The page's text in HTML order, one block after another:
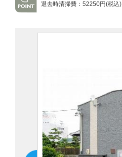
退去時清掃費：52250円(税込)